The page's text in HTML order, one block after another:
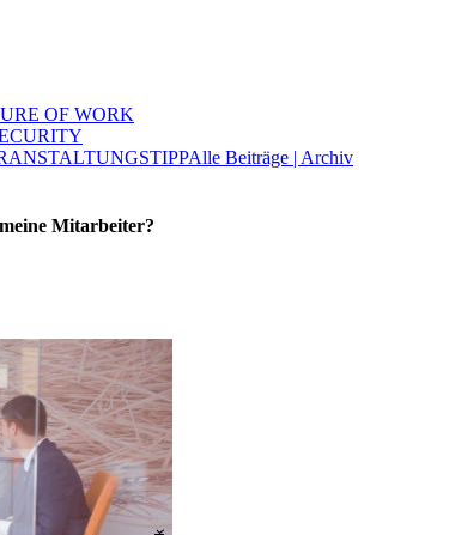
OF WORK
Alle Beiträge | Archiv
Mitarbeiter?